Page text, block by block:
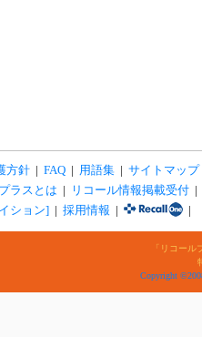
方針 FAQ 用語集 サイトマップ
ラスとは リコール情報掲載受付
ション] 採用情報
「リコール
Copyright